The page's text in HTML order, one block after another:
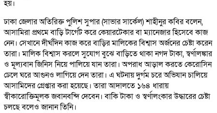
হয়।
ঢাকা জেলার অতিরিক্ত পুলিশ সুপার (সাভার সার্কেল) শাহীনুর কবির বলেন,
আসামিরা প্রথমে বাড়ি টার্গেট করে কেয়ারটেকার বা ম্যানেজার হিসেবে কাজ
নেন। সেখানে দীর্ঘদিন কাজ করে বাড়ির মালিকের বিশ্বাস অর্জনের চেষ্টা করেন
তারা। মালিক বিশ্বাস করলে সুযোগ বুঝে বাড়িতে থাকা নগদ টাকা, স্বর্ণালঙ্কার
ও মূল্যবান জিনিস নিয়ে পালিয়ে যান তারা। অপরাধ আড়াল করতে কেরোসিন
ঢেলে ঘরে আগুনও লাগিয়ে দেন তারা। এ ঘটনায় দুর্গম চরে অভিযান চালিয়ে
আসামিদের গ্রেপ্তার করা হয়েছে। তারা আদালতে ১৬৪ ধারায়
স্বীকারোক্তিমূলক জবানবন্দি দেবেন। বাকি টাকা ও স্বর্ণালংকার উদ্ধারের চেষ্টা
চলছে বলেও জানান তিনি।